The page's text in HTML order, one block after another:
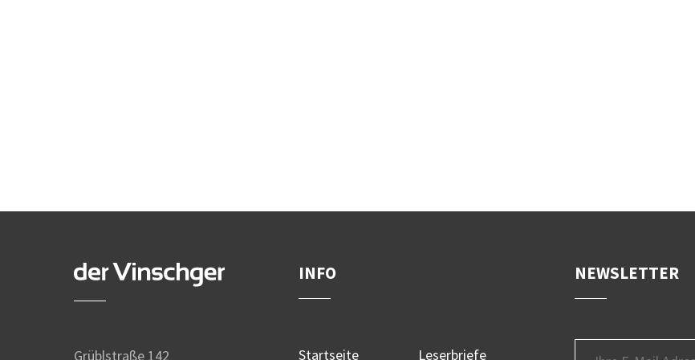
Grüblstraße 142
INFO
Startseite Leserbriefe
NEWSLETTER